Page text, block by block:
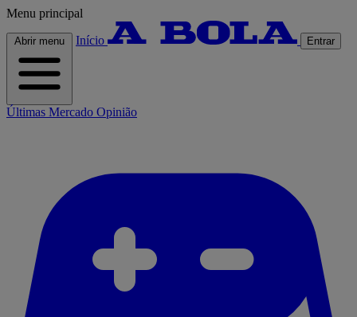
Menu principal
Abrir menu Início Entrar
Últimas Mercado Opinião